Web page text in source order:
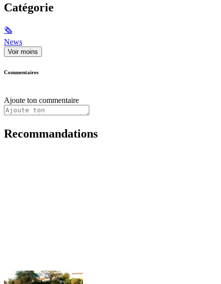
Catégorie
🗞
News
Voir moins
Commentaires
Ajoute ton commentaire
Recommandations